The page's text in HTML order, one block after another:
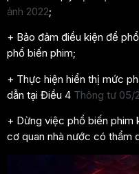
ảnh 2022;
+ Bảo đảm điều kiện để
phổ biến phim;
+ Thực hiện hiển thị mức
dẫn tại Điều 4 Thông tư 05/
+ Dừng việc phổ biến phim
cơ quan nhà nước có thẩm